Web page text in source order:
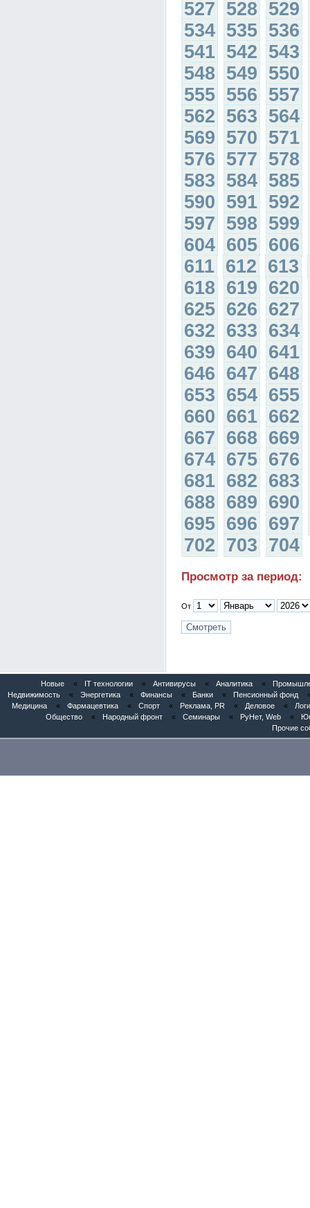
527 528 529
534 535 536
541 542 543
548 549 550
555 556 557
562 563 564
569 570 571
576 577 578
583 584 585
590 591 592
597 598 599
604 605 606
611 612 613
618 619 620
625 626 627
632 633 634
639 640 641
646 647 648
653 654 655
660 661 662
667 668 669
674 675 676
681 682 683
688 689 690
695 696 697
702 703 704
Просмотр за период:
От
Новые « IT технологии « Антивирусы « Аналитика «
Недвижимость
« Энергетика « Финансы « Банки « Пенсионный фонд
Медицина
« Фармацевтика « Спорт « Реклама, PR « Деловое «
Общество
« Народный фронт « Семинары « РуНет, Web «
Прочие